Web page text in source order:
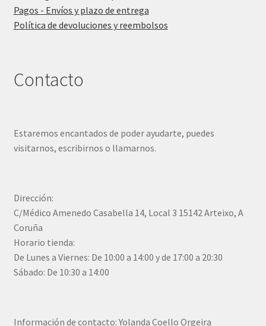
Pagos - Envíos y plazo de entrega
Política de devoluciones y reembolsos
Contacto
Estaremos encantados de poder ayudarte, puedes
visitarnos, escribirnos o llamarnos.
Dirección:
C/Médico Amenedo Casabella 14, Local 3 15142 Arteixo, A
Coruña
Horario tienda:
De Lunes a Viernes: De 10:00 a 14:00 y de 17:00 a 20:30
Sábado: De 10:30 a 14:00
Información de contacto: Yolanda Coello Orgeira